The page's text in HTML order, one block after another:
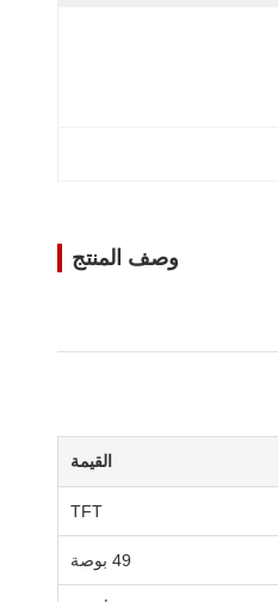
وصف المنتج
القيمة
TFT
49 بوصة